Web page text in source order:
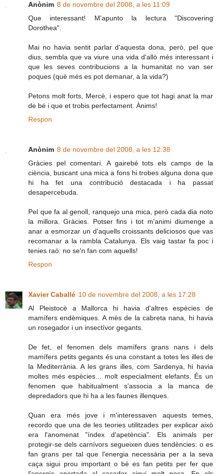
Anònim 8 de novembre del 2008, a les 11:09
Que interessant! M'apunto la lectura "Discovering
Dorothea".
Mai no havia sentit parlar d'aquesta dona, però, pel que
dius, sembla que va viure una vida d'allò més interessant i
que les seves contribucions a la humanitat no van ser
poques (què més es pot demanar, a la vida?)
Petons molt forts, Mercè, i espero que tot hagi anat la mar
de bé i que et trobis perfectament. Ànims!
Respon
Anònim 8 de novembre del 2008, a les 12:38
Gràcies pel comentari. A gairebé tots els camps de la
ciència, buscant una mica a fons hi trobes alguna dona que
hi ha fet una contribució destacada i ha passat
desapercebuda.
Pel que fa al genoll, ranquejo una mica, però cada dia noto
la millora. Gràcies. Potser fins i tot m'animi diumenge a
anar a esmorzar un d'aquells croissants deliciosos que vas
recomanar a la rambla Catalunya. Els vaig tastar fa poc i
tenies raó: no se'n fan com aquells!
Respon
Xavier Caballé 10 de novembre del 2008, a les 17:28
Al Pleistocè a Mallorca hi havia d'altres espècies de
mamífers endèmiques. A més de la cabreta nana, hi havia
un rosegador i un insectívor gegants.
De fet, el fenomen dels mamífers grans nans i dels
mamífers petits gegants és una constant a totes les illes de
la Mediterrània. A les grans illes, com Sardenya, hi havia
moltes més espècies... molt especialment elefants. És un
fenomen que habitualment s'associa a la manca de
depredadors que hi ha a les faunes illenques.
Quan era més jove i m'interessaven aquests temes,
recordo que una de les teories utilitzades per explicar això
era l'anomenat "índex d'apetència". Els animals per
protegir-se dels carnívors segueixen dues tendències: o es
fan grans per tal que l'energia necessària per a la seva
caça sigui prou important o bé es fan petits per fer que